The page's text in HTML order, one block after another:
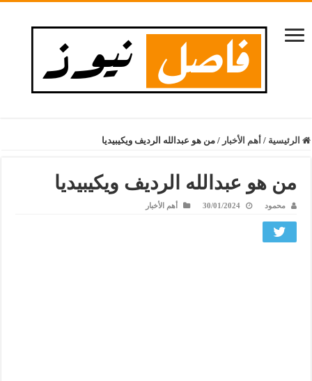
الرئيسية / أهم الأخبار / من هو عبدالله الرديف ويكيبيديا
من هو عبدالله الرديف ويكيبيديا
محمود 30/01/2024 أهم الأخبار